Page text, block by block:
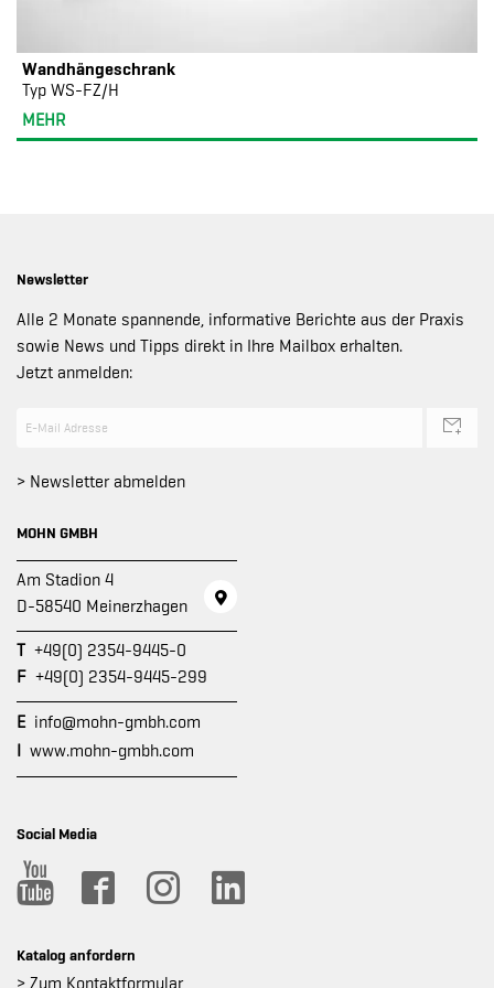
Wandhängeschrank
Typ WS-FZ/H
MEHR
Newsletter
Alle 2 Monate spannende, informative Berichte aus der Praxis
sowie News und Tipps direkt in Ihre Mailbox erhalten.
Jetzt anmelden:
> Newsletter abmelden
MOHN GMBH
Am Stadion 4
D-58540 Meinerzhagen
T +49(0) 2354-9445-0
F +49(0) 2354-9445-299
E info@mohn-gmbh.com
I www.mohn-gmbh.com
Social Media
Katalog anfordern
> Zum Kontaktformular